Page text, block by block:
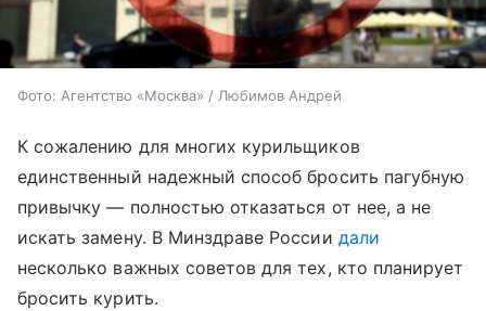
Фото: Агентство «Москва» / Любимов Андрей
К сожалению для многих курильщиков
единственный надежный способ бросить пагубную
привычку — полностью отказаться от нее, а не
искать замену. В Минздраве России дали
несколько важных советов для тех, кто планирует
бросить курить.